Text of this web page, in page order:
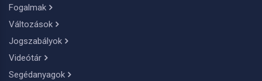
Fogalmak
Változások
Jogszabályok
Videótár
Segédanyagok